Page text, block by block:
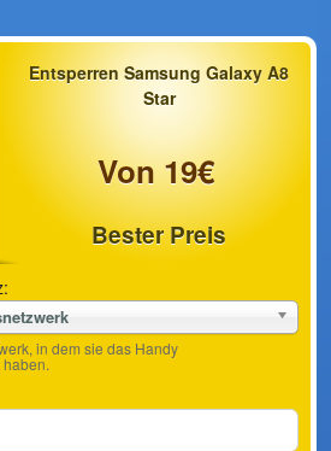
Entsperren Samsung Galaxy A8
Star
Von 19€
Bester Preis
in dem sie das Handy